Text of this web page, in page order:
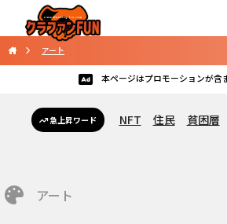
アート
本ページはプロモーションが含
急上昇ワード NFT 住民 貧困層
アート